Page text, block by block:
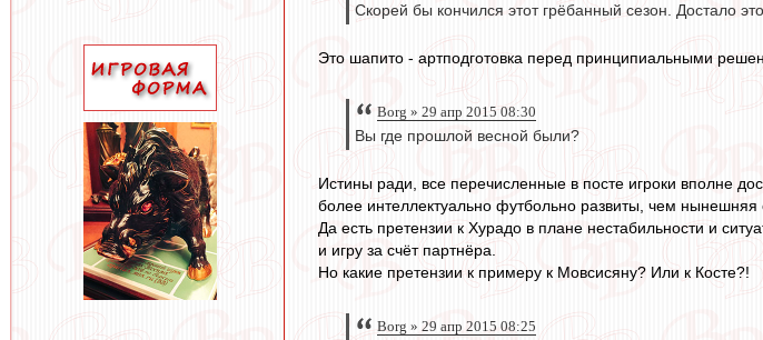
Скорей бы кончился этот грёбанный сезон. Достало
Это шапито - артподготовка перед принципиальными
Borg » 29 апр 2015 08:30
Вы где прошлой весной были?
Истины ради, все перечисленные в посте игроки вполне
более интеллектуально футбольно развиты, чем нынешняя
Да есть претензии к Хурадо в плане нестабильности и
и игру за счёт партнёра.
Но какие претензии к примеру к Мовсисяну? Или к Косте?!
Borg » 29 апр 2015 08:25